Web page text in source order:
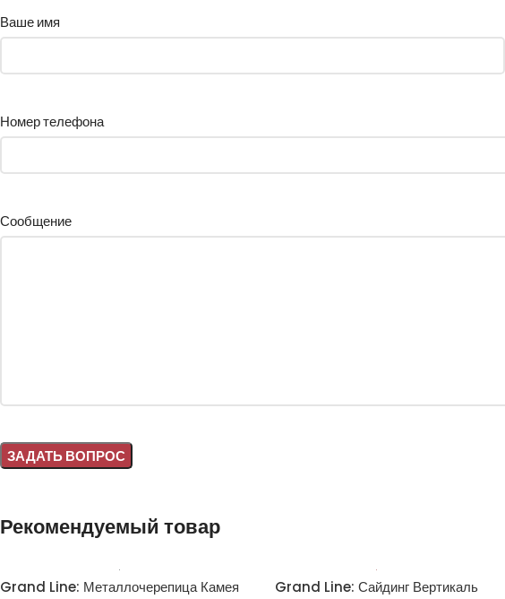
Ваше имя
Номер телефона
Сообщение
Рекомендуемый товар
Grand Line: Металлочерепица Камея
Grand Line: Сайдинг Вертикаль